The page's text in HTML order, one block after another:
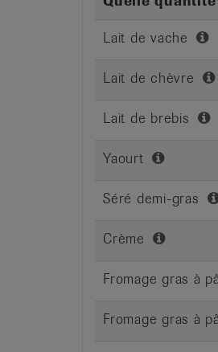
Lait de vache
Lait de chèvre
Lait de brebis
Yaourt
Séré demi-gras
Crème
Fromage gras à
Fromage gras à